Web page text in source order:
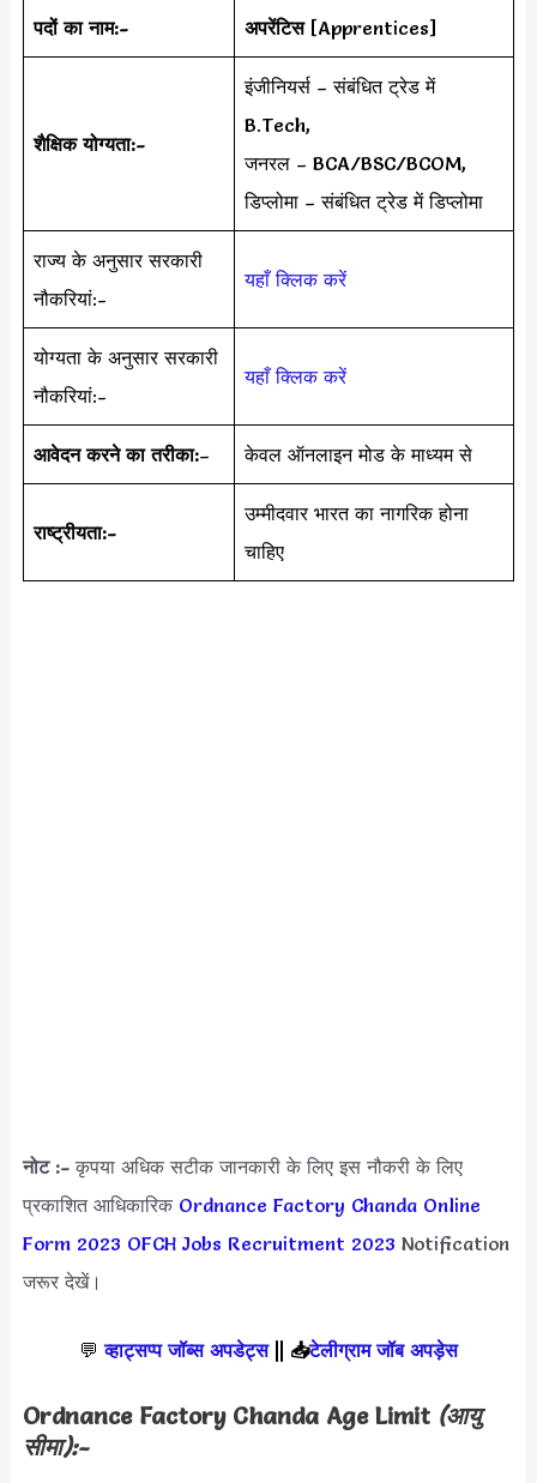
पदों का नाम:- अपरेंटिस [Apprentices]
शैक्षिक योग्यता:-
इंजीनियर्स – संबंधित ट्रेड में
B.Tech,
जनरल – BCA/BSC/BCOM,
डिप्लोमा – संबंधित ट्रेड में डिप्लोमा
राज्य के अनुसार सरकारी
नौकरियां:-
यहाँ क्लिक करें
योग्यता के अनुसार सरकारी
नौकरियां:-
यहाँ क्लिक करें
आवेदन करने का तरीका:– केवल ऑनलाइन मोड के माध्यम से
राष्ट्रीयता:-
उम्मीदवार भारत का नागरिक होना
चाहिए
नोट :-कृपया अधिक सटीक जानकारी के लिए इस नौकरी के लिए
प्रकाशित आधिकारिक Ordnance Factory Chanda Online
Form 2023 OFCH Jobs Recruitment 2023 Notification
जरूर देखें।
💬 व्हाट्सप्प जॉब्स अपडेट्स|| 📥टेलीग्राम जॉब अपड़ेस
Ordnance Factory Chanda Age Limit (आयु
सीमा):-